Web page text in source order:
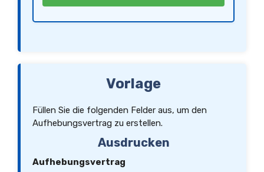
Vorlage
Füllen Sie die folgenden Felder aus, um den
Aufhebungsvertrag zu erstellen.
Ausdrucken
Aufhebungsvertrag